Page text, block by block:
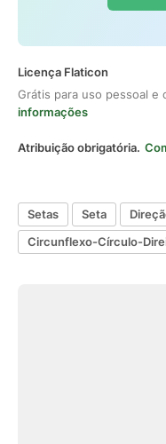
Licença Flaticon
Grátis para uso pessoal e
informações
Atribuição obrigatória.
Setas Seta
Circunflexo-Círculo-